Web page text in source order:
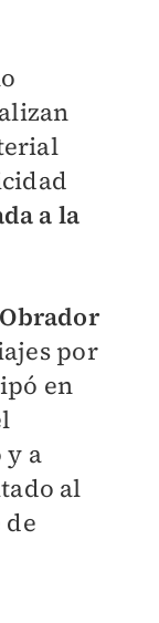
a la
por
en
y a
al
de